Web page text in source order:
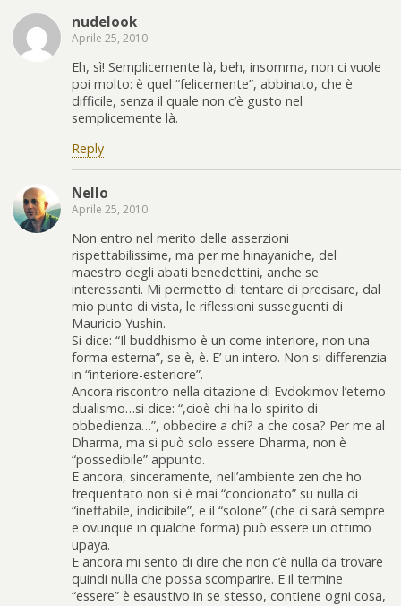
nudelook
Aprile 25, 2010
Eh, sì! Semplicemente là, beh, insomma, non ci vuole
poi molto: è quel “felicemente”, abbinato, che è
difficile, senza il quale non c’è gusto nel
semplicemente là.
Reply
Nello
Aprile 25, 2010
Non entro nel merito delle asserzioni
rispettabilissime, ma per me hinayaniche, del
maestro degli abati benedettini, anche se
interessanti. Mi permetto di tentare di precisare, dal
mio punto di vista, le riflessioni susseguenti di
Mauricio Yushin.
Si dice: “Il buddhismo è un come interiore, non una
forma esterna”, se è, è. E’ un intero. Non si differenzia
in “interiore-esteriore”.
Ancora riscontro nella citazione di Evdokimov l’eterno
dualismo…si dice: “,cioè chi ha lo spirito di
obbedienza…”, obbedire a chi? a che cosa? Per me al
Dharma, ma si può solo essere Dharma, non è
“possedibile” appunto.
E ancora, sinceramente, nell’ambiente zen che ho
frequentato non si è mai “concionato” su nulla di
“ineffabile, indicibile”, e il “solone” (che ci sarà sempre
e ovunque in qualche forma) può essere un ottimo
upaya.
E ancora mi sento di dire che non c’è nulla da trovare
quindi nulla che possa scomparire. E il termine
“essere” è esaustivo in se stesso, contiene ogni cosa,